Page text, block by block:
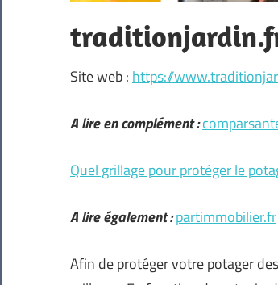
Site web : https://
A lire en complément :
Quel grillage pour protéger le
A lire également :partimmobilier.fr
Afin de protéger votre potager